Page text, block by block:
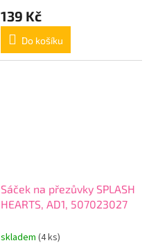
139 Kč
Do košíku
Sáček na přezůvky SPLASH
HEARTS, AD1, 507023027
skladem (4 ks)